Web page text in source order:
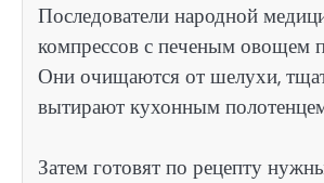
Последователи народной
компрессов с печеным овощем
Они очищаются от шелухи,
вытирают кухонным
Затем готовят по рецепту